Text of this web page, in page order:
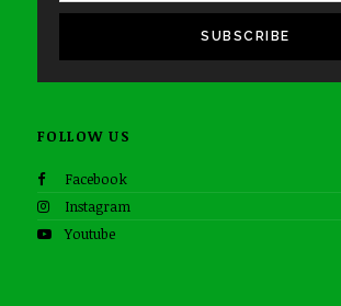
SUBSCRIBE
FOLLOW US
Facebook
Instagram
Youtube